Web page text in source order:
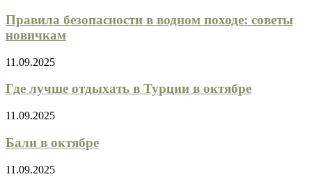
Правила безопасности в водном походе: советы
новичкам
11.09.2025
Где лучше отдыхать в Турции в октябре
11.09.2025
Бали в октябре
11.09.2025